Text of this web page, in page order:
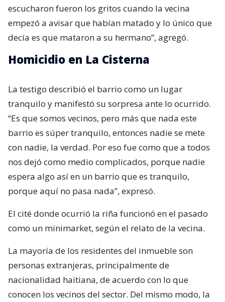
escucharon fueron los gritos cuando la vecina
empezó a avisar que habían matado y lo único que
decía es que mataron a su hermano”, agregó.
Homicidio en La Cisterna
La testigo describió el barrio como un lugar
tranquilo y manifestó su sorpresa ante lo ocurrido.
“Es que somos vecinos, pero más que nada este
barrio es súper tranquilo, entonces nadie se mete
con nadie, la verdad. Por eso fue como que a todos
nos dejó como medio complicados, porque nadie
espera algo así en un barrio que es tranquilo,
porque aquí no pasa nada”, expresó.
El cité donde ocurrió la riña funcionó en el pasado
como un minimarket, según el relato de la vecina.
La mayoría de los residentes del inmueble son
personas extranjeras, principalmente de
nacionalidad haitiana, de acuerdo con lo que
conocen los vecinos del sector. Del mismo modo, la